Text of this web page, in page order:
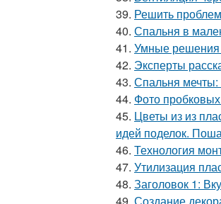
39. Решить
40. Спальня в
41. Умные решения
42. Эксперты
43. Спальня
44. Фото
45. Цветы из из
идей поделок.
46. Технология
47. Утилизация
48. Заголовок 1: